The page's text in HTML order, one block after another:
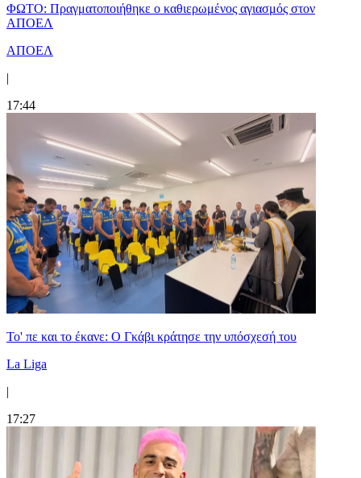
ΦΩΤΟ: Πραγματοποιήθηκε ο καθιερωμένος αγιασμός στον
ΑΠΟΕΛ
ΑΠΟΕΛ
|
17:44
Το' πε και το έκανε: Ο Γκάβι κράτησε την υπόσχεσή του
La Liga
|
17:27